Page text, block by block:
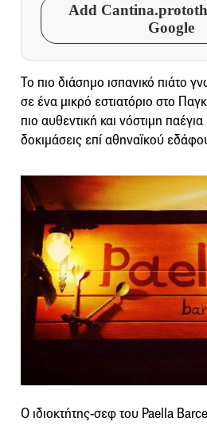
Add
Google
Το πιο διάσημο ισπανικό πιάτο
σε ένα μικρό εστιατόριο στο
πιο αυθεντική και νόστιμη
δοκιμάσεις επί αθηναϊκού
Ο ιδιοκτήτης-σεφ του Paella